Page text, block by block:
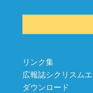
リンク集
広報誌シクリスム
ダウンロード